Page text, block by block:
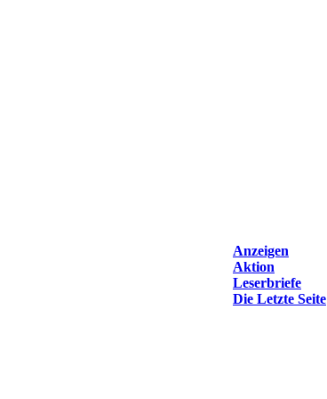
Anzeigen
Aktion
Leserbriefe
Die Letzte Seite